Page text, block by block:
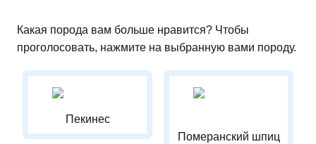
Какая порода вам больше нравится? Чтобы
проголосовать, нажмите на выбранную вами породу.
Пекинес
Померанский шпиц